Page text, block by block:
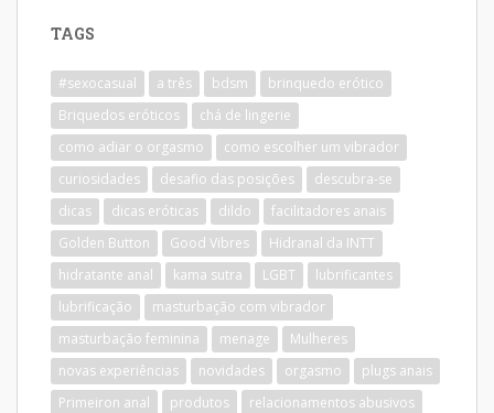
TAGS
#sexocasual a três bdsm
brinquedo erótico
Briquedos eróticos
chá de lingerie
como adiar o orgasmo
como escolher um vibrador
curiosidades
desafio das posições
descubra-se
dicas
dicas eróticas dildo
facilitadores anais
Golden Button
Good Vibres
Hidranal da INTT
hidratante anal
kama sutra LGBT
lubrificantes
lubrificação
masturbação com vibrador
masturbação feminina
menage
Mulheres
novas experiências
novidades orgasmo
plugs anais
Primeiron anal
produtos
relacionamentos abusivos